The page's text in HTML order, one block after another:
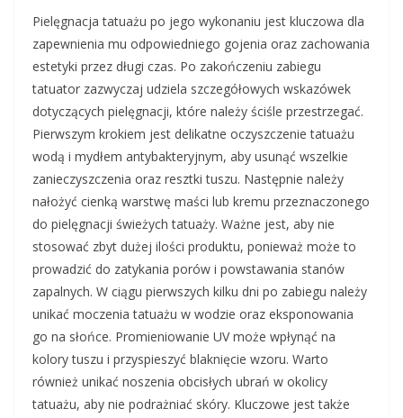
Pielęgnacja tatuażu po jego wykonaniu jest kluczowa dla
zapewnienia mu odpowiedniego gojenia oraz zachowania
estetyki przez długi czas. Po zakończeniu zabiegu
tatuator zazwyczaj udziela szczegółowych wskazówek
dotyczących pielęgnacji, które należy ściśle przestrzegać.
Pierwszym krokiem jest delikatne oczyszczenie tatuażu
wodą i mydłem antybakteryjnym, aby usunąć wszelkie
zanieczyszczenia oraz resztki tuszu. Następnie należy
nałożyć cienką warstwę maści lub kremu przeznaczonego
do pielęgnacji świeżych tatuaży. Ważne jest, aby nie
stosować zbyt dużej ilości produktu, ponieważ może to
prowadzić do zatykania porów i powstawania stanów
zapalnych. W ciągu pierwszych kilku dni po zabiegu należy
unikać moczenia tatuażu w wodzie oraz eksponowania
go na słońce. Promieniowanie UV może wpłynąć na
kolory tuszu i przyspieszyć blaknięcie wzoru. Warto
również unikać noszenia obcisłych ubrań w okolicy
tatuażu, aby nie podrażniać skóry. Kluczowe jest także